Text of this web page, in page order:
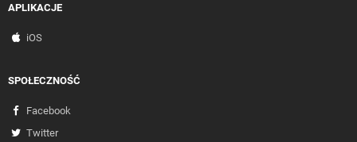
APLIKACJE
iOS
SPOŁECZNOŚĆ
Facebook
Twitter